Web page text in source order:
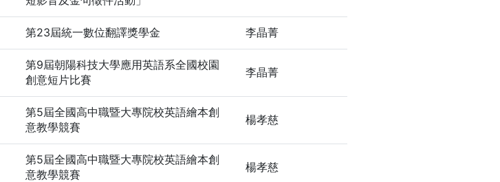
第23屆統一數位翻譯獎學金 李晶菁
第9屆朝陽科技大學應用英語系全國校園
創意短片比賽
李晶菁
第5屆全國高中職暨大專院校英語繪本創
意教學競賽
楊孝慈
第5屆全國高中職暨大專院校英語繪本創
意教學競賽
楊孝慈